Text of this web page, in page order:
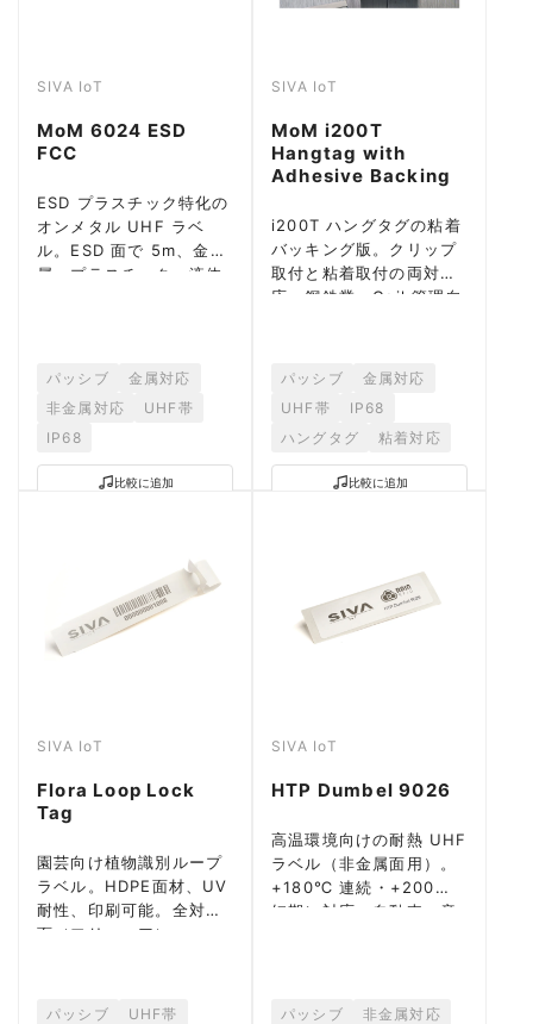
SIVA IoT
MoM 6024 ESD
FCC
ESD プラスチック特化の
オンメタル UHF ラベ
ル。ESD 面で 5m、金
属・プラスチック・液体
パッシブ
金属対応
非金属対応
UHF帯
IP68
比較に追加
SIVA IoT
MoM i200T
Hangtag with
Adhesive Backing
i200T ハングタグの粘着
バッキング版。クリップ
取付と粘着取付の両対
応。鋼鉄業・Coil 管理向
パッシブ
金属対応
UHF帯
IP68
ハングタグ
粘着対応
比較に追加
SIVA IoT
Flora Loop Lock
Tag
園芸向け植物識別ループ
ラベル。HDPE面材、UV
耐性、印刷可能。全対応
面（フリーエア）。
パッシブ
UHF帯
SIVA IoT
HTP Dumbel 9026
高温環境向けの耐熱 UHF
ラベル（非金属面用）。
+180℃ 連続・+200℃
短期に対応。自動車・産
パッシブ
非金属対応